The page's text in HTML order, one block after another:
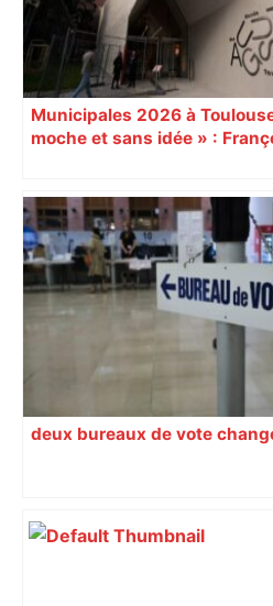
Municipales 2026 à
moche et sans idée » :
Augustins
deux bureaux de vote